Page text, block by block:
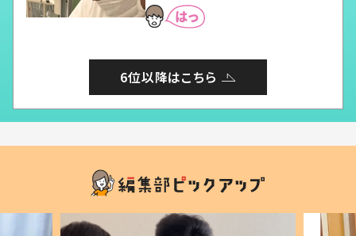
6位以降はこちら